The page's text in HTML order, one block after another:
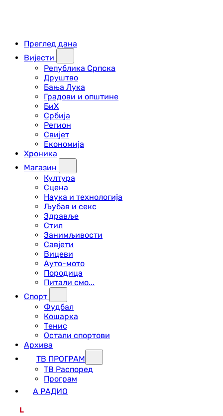
Преглед дана
Вијести
Република Српска
Друштво
Бања Лука
Градови и општине
БиХ
Србија
Регион
Свијет
Економија
Хроника
Магазин
Култура
Сцена
Наука и технологија
Љубав и секс
Здравље
Стил
Занимљивости
Савјети
Вицеви
Ауто-мото
Породица
Питали смо...
Спорт
Фудбал
Кошарка
Тенис
Остали спортови
Архива
ТВ ПРОГРАМ
ТВ Распоред
Програм
А РАДИО
L